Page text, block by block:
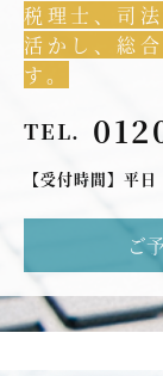
税理士、司
活かし、総
す。
TEL.
【受付時間】平
ご